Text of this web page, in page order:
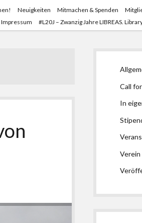
Neuigkeiten Mitmachen & Spenden
Impressum #L20J – Zwanzig Jahre LIBREAS.
Call
In
Verein